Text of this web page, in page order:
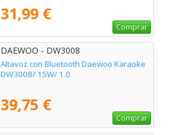
31,99 €
Comprar
DAEWOO - DW3008
Altavoz con Bluetooth Daewoo Karaoke
DW3008/ 15W/ 1.0
39,75 €
Comprar